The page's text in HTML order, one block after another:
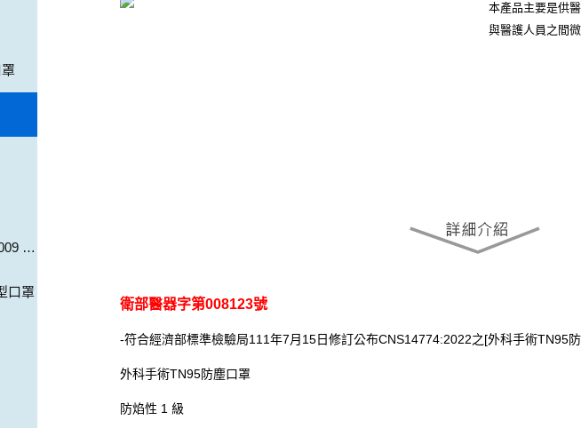
防
口罩
本產品主要是供
與醫護人員之間
衛部醫器字第008123號
-符合經濟部標準檢驗局111年7月15日修訂公布CNS14774:2022之[外科手術TN95
外科手術TN95防塵口罩
防焰性 1 級